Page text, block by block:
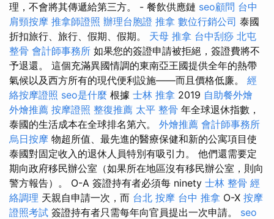
理，不會將其傳遞給第三方。 - 餐飲供應鏈 seo顧問 台中
肩頸按摩 推拿師證照 辦理台胞證 推拿 數位行銷公司 泰國
折扣旅行、旅行、假期、假期。 天母 推拿 台中刮痧 北屯
整骨 會計師事務所 如果您的簽證申請被拒絕，簽證費將不
予退還。 這個充滿異國情調的東南亞王國提供全年的熱帶
氣候以及西方所有的現代便利設施——而且價格低廉。 經
絡按摩證照 seo是什麼 根據 士林 推拿 2019 自助餐外燴
外燴推薦 按摩證照 整復推薦 太平 整骨 年全球退休指數，
泰國的生活成本在全球排名第六。 外燴推薦 會計師事務所
烏日按摩 物超所值、最先進的醫療保健和新的公寓項目使
泰國對固定收入的退休人員特別有吸引力。 他們還需要定
期向政府移民辦公室（如果所在地區沒有移民辦公室，則向
警方報告）。 O-A 簽證持有者必須每 ninety 士林 整骨 經
絡調理 天親自申請一次，而 台北 按摩 台中 推拿 O-X 按摩
證照考試 簽證持有者只需每年向官員提出一次申請。 seo